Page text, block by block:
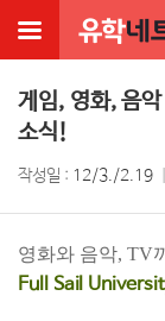
게임, 영화, 음
소식!
작성일 : 12/3./2.19
영화와 음악, TV
Full Sail